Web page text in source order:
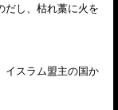
だし、枯れ藁に火を
イスラム盟主の国か